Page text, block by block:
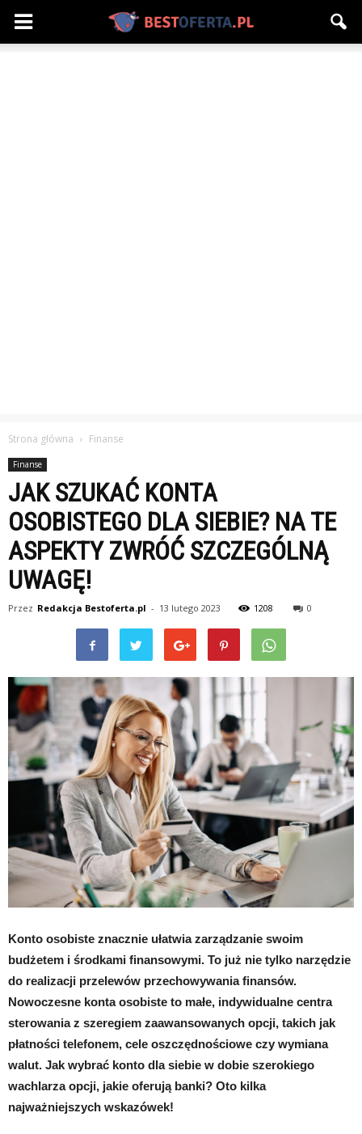
Strona główna Finanse
Finanse
JAK SZUKAĆ KONTA
OSOBISTEGO DLA SIEBIE? NA TE
ASPEKTY ZWRÓĆ SZCZEGÓLNĄ
UWAGĘ!
Przez Redakcja Bestoferta.pl - 13 lutego 2023 1208 0
Konto osobiste znacznie ułatwia zarządzanie swoim
budżetem i środkami finansowymi. To już nie tylko narzędzie
do realizacji przelewów przechowywania finansów.
Nowoczesne konta osobiste to małe, indywidualne centra
sterowania z szeregiem zaawansowanych opcji, takich jak
płatności telefonem, cele oszczędnościowe czy wymiana
walut. Jak wybrać konto dla siebie w dobie szerokiego
wachlarza opcji, jakie oferują banki? Oto kilka
najważniejszych wskazówek!